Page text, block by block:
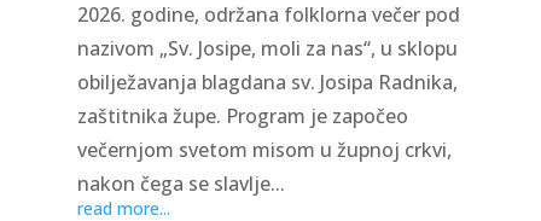
2026. godine, održana folklorna večer pod
nazivom „Sv. Josipe, moli za nas“, u sklopu
obilježavanja blagdana sv. Josipa Radnika,
zaštitnika župe. Program je započeo
večernjom svetom misom u župnoj crkvi,
nakon čega se slavlje...
read more...